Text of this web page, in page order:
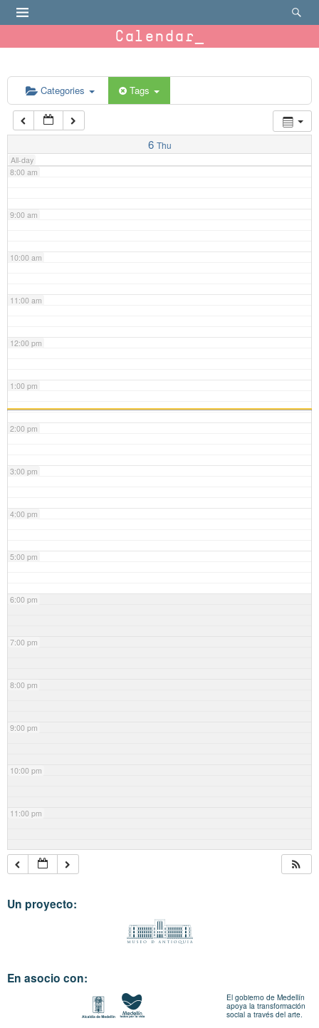
Calendar
Categories Tags
6 Thu
All-day
6:00 am
7:00 am
8:00 am
9:00 am
10:00 am
11:00 am
12:00 pm
1:00 pm
2:00 pm
3:00 pm
4:00 pm
5:00 pm
6:00 pm
7:00 pm
8:00 pm
9:00 pm
10:00 pm
11:00 pm
Un proyecto:
En asocio con:
El gobierno de Medellín
apoya la transformación
social a través del arte.